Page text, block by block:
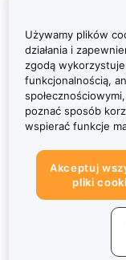
Używamy plików
działania i
zgodą
funkcjonalnością,
poznać sposób
wspierać funkcje
Akceptuj
pliki